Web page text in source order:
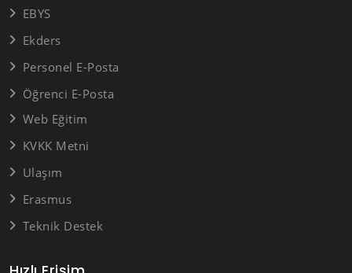
EBYS
Ekders
Personel E-Posta
Öğrenci E-Posta
Web Eğitim
KVKK Metni
Ulaşım
Erasmus
Teknik Destek